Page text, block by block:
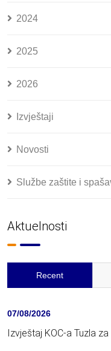
2024
2025
2026
Izvještaji
Novosti
Službe zaštite i
Aktuelnosti
Recent
07/08/2026
Izvještaj KOC-a Tuzla